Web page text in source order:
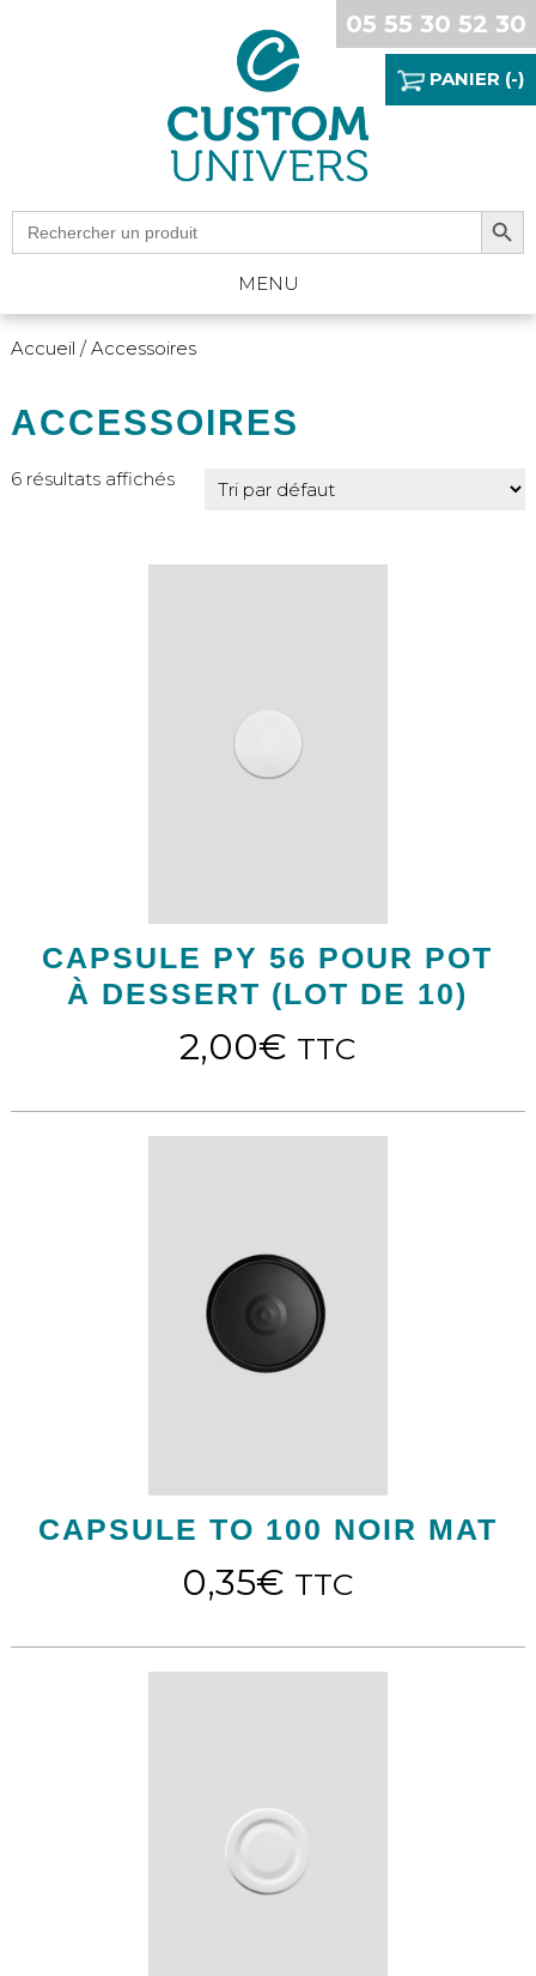
05 55 30 52 30
PANIER (-)
Search
for:
Search Button
MENU
Accueil / Accessoires
ACCESSOIRES
6 résultats affichés
CAPSULE PY 56 POUR POT
À DESSERT (LOT DE 10)
2,00€ TTC
CAPSULE TO 100 NOIR MAT
0,35€ TTC